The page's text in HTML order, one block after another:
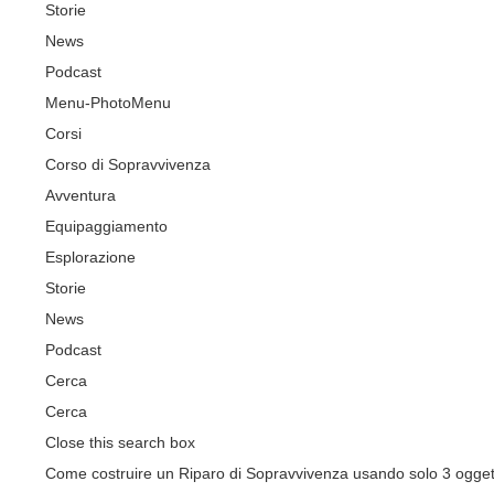
Storie
News
Podcast
Menu-PhotoMenu
Corsi
Corso di Sopravvivenza
Avventura
Equipaggiamento
Esplorazione
Storie
News
Podcast
Cerca
Cerca
Close this search box
Come costruire un Riparo di Sopravvivenza usando solo 3